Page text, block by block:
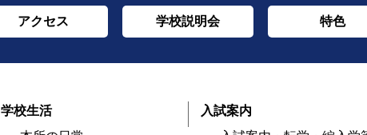
アクセス 学校説明会 特色
学校生活
入試案内